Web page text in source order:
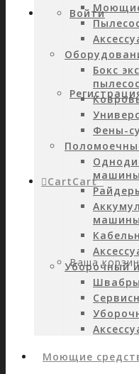
Войти
CartCart0
Ваша
Бокс
Фены-
машины
машины
Уборочный
Моющие